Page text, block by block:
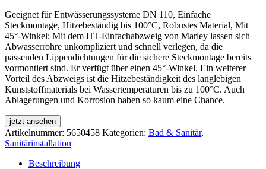
Geeignet für Entwässerungssysteme DN 110, Einfache
Steckmontage, Hitzebeständig bis 100°C, Robustes Material, Mit
45°-Winkel; Mit dem HT-Einfachabzweig von Marley lassen sich
Abwasserrohre unkompliziert und schnell verlegen, da die
passenden Lippendichtungen für die sichere Steckmontage bereits
vormontiert sind. Er verfügt über einen 45°-Winkel. Ein weiterer
Vorteil des Abzweigs ist die Hitzebeständigkeit des langlebigen
Kunststoffmaterials bei Wassertemperaturen bis zu 100°C. Auch
Ablagerungen und Korrosion haben so kaum eine Chance.
jetzt ansehen
Artikelnummer: 5650458 Kategorien: Bad & Sanitär,
Sanitärinstallation
Beschreibung